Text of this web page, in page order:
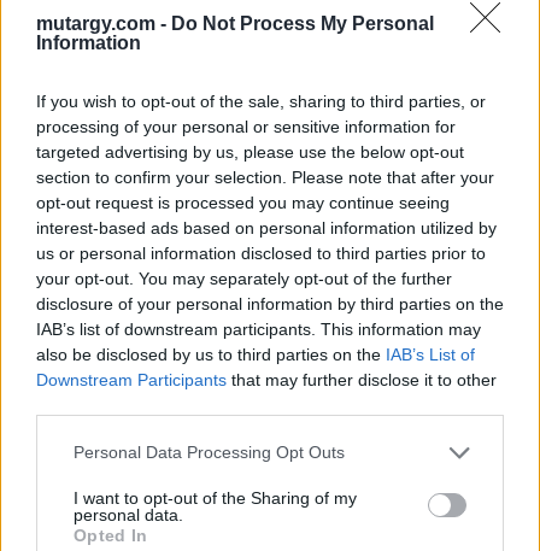
mutargy.com - Do Not Process My Personal
Information
If you wish to opt-out of the sale, sharing to third parties, or
processing of your personal or sensitive information for
targeted advertising by us, please use the below opt-out
section to confirm your selection. Please note that after your
opt-out request is processed you may continue seeing
interest-based ads based on personal information utilized by
us or personal information disclosed to third parties prior to
your opt-out. You may separately opt-out of the further
disclosure of your personal information by third parties on the
IAB’s list of downstream participants. This information may
also be disclosed by us to third parties on the IAB’s List of
Downstream Participants that may further disclose it to other
Personal Data Processing Opt Outs
I want to opt-out of the Sharing of my
personal data.
Opted In
Eladó adatai
Eladó:Amor Del Arte Galéria-
Aukciósház
Cím: Ráduly Zoltán
Amor Del Arte Kft.
Sopron
06202391066
9400
Telefon: 06202391066
Weboldal:
http://www.amordelarte.hu
Bemutatkozás: A cég főtevékenysége minden olyan
tevékenység, mely kapcsolatban áll a festmények és műtárgyak
értékbecslésével és online aukciók szervezésével és
lebonyolításával. A weboldalon elérhetőek a cég által kínált
festmények, és egy online aukciós felület is, mely által bárki
számára lehetőség nyílik egy regisztráció után, hogy részt